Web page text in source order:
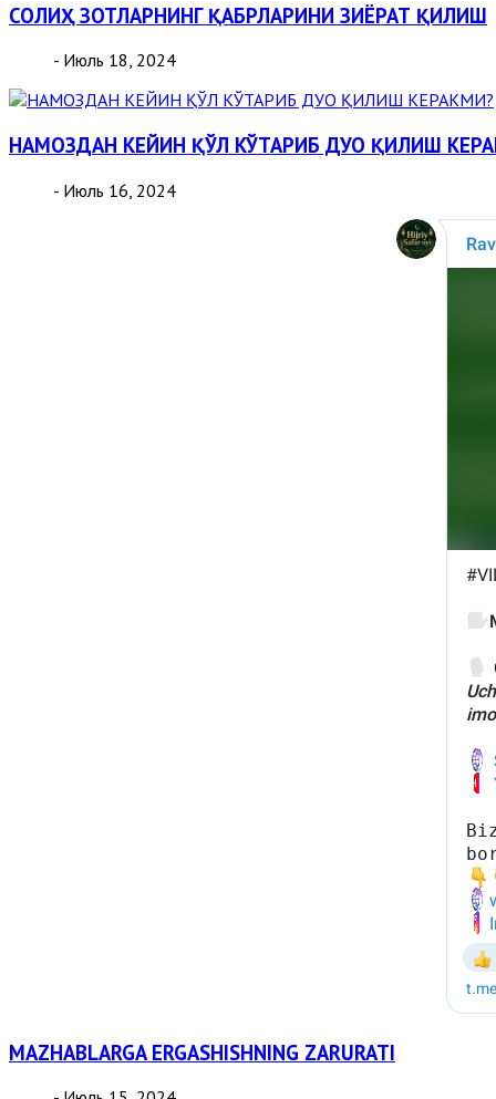
СОЛИҲ ЗОТЛАРНИНГ ҚАБРЛАРИНИ ЗИЁРАТ ҚИЛИШ
- Июль 18, 2024
НАМОЗДАН КЕЙИН ҚЎЛ КЎТАРИБ ДУО ҚИЛИШ
- Июль 16, 2024
MAZHABLARGA ERGASHISHNING ZARURATI